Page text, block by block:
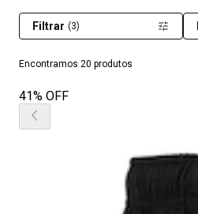
Encontramos 20 produtos
Filtrar (3)
41% OFF